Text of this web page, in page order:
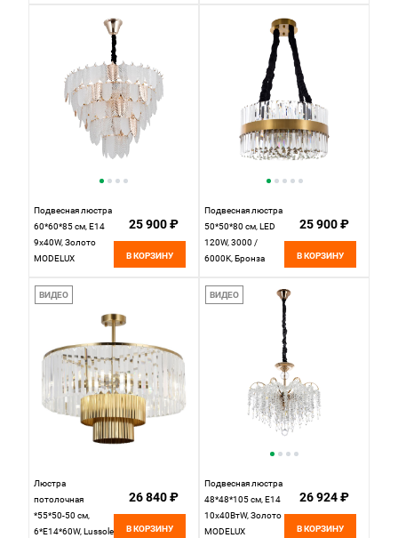
Подвесная люстра
60*60*85 см, Е14
9x40W, Золото
MODELUX
25 900 ₽
В КОРЗИНУ
Подвесная люстра
50*50*80 см, LED
120W, 3000 /
6000K, Бронза
ML.005.500
25 900 ₽
В КОРЗИНУ
ВИДЕО
Люстра
потолочная
*55*50-50 см,
6*E14*60W, Lussole
26 840 ₽
В КОРЗИНУ
ВИДЕО
Подвесная люстра
48*48*105 см, Е14
10x40ВтW, Золото
MODELUX
26 924 ₽
В КОРЗИНУ